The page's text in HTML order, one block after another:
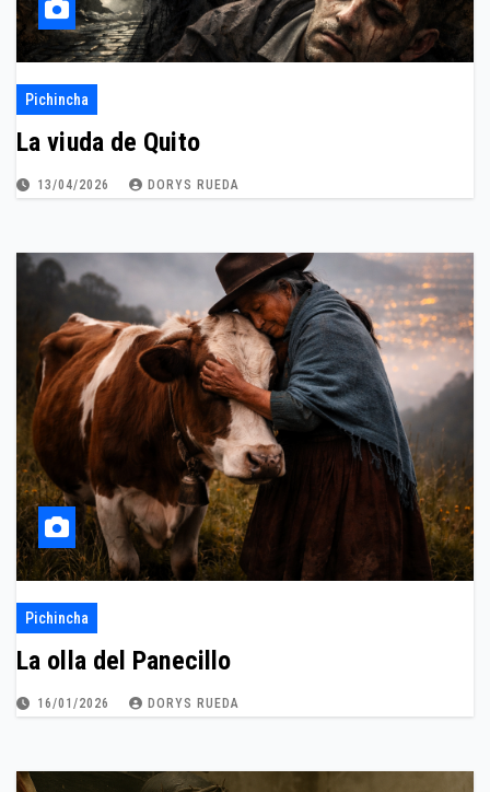
Pichincha
La viuda de Quito
13/04/2026 DORYS RUEDA
Pichincha
La olla del Panecillo
16/01/2026 DORYS RUEDA